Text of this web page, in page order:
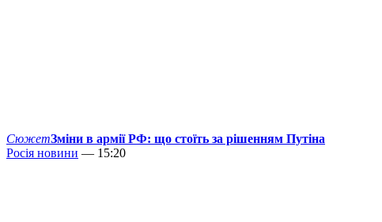
СюжетЗміни в армії РФ: що стоїть за рішенням Путіна
Росія новини — 15:20